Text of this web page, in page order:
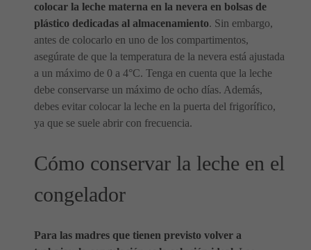
colocar la leche materna en la nevera en bolsas de
plástico dedicadas al almacenamiento. Sin embargo,
antes de colocarlo en uno de los compartimentos,
asegúrate de que la temperatura de la nevera está ajustada
a un máximo de 0 a 4°C. Tenga en cuenta que la leche
debe conservarse un máximo de ocho días. Además,
debes evitar colocar la leche en la puerta del frigorífico,
ya que se suele abrir con frecuencia.
Cómo conservar la leche en el
congelador
Para las madres que tienen previsto volver a